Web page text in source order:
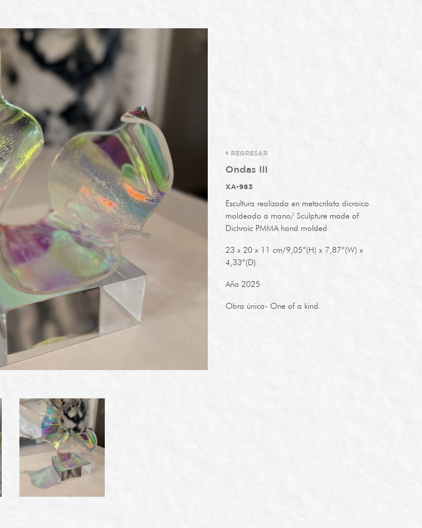
REGRESAR
Ondas III
XA-983
Escultura realizada en metacrilato dicroico
moldeado a mano/ Sculpture made of
Dichroic PMMA hand molded
23 x 20 x 11 cm/9,05”(H) x 7,87”(W) x
4,33”(D)
Año 2025
Obra única- One of a kind.